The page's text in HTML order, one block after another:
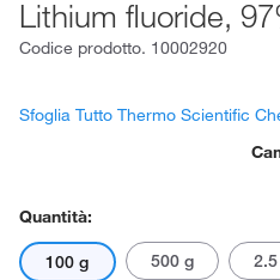
Lithium fluoride,
Codice prodotto. 10002920
Sfoglia Tutto Thermo Scientific
Quantità:
100 g 500 g